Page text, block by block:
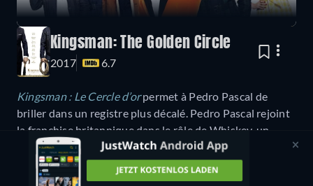
Kingsman: The Golden Circle
2017 6.7
Kingsman : Le Cercle d’orpermet à Pedro Pascal de
briller dans un registre plus décalé. Pedro Pascal rejoint
la franchise britannique dans le rôle de Whiskey, un
agent américain des Statesman. Avec son lasso
électrique et son style de cow-boy, il apporte une touche
décalée et stylée à cette suite explosive et survoltée. Un